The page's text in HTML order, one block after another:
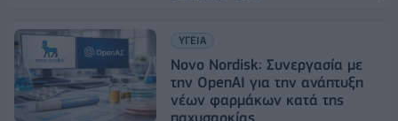
ΥΓΕΙΑ
Novo Nordisk: Συνεργασία με
την OpenAI για την ανάπτυξη
νέων φαρμάκων κατά της